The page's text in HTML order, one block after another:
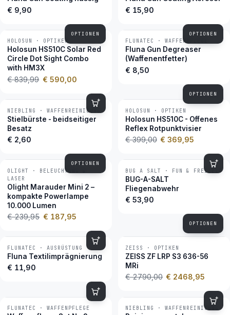
€ 9,90
OPTIONEN
€ 15,90
OPTIONEN
−30 %
HOLOSUN · OPTIKEN
Holosun HS510C Solar Red
Circle Dot Sight Combo
with HM3X
€ 839,99 € 590,00
BESTSELLER
FLUNATEC · WAFFENPFLEGE
Fluna Gun Degreaser
(Waffenentfetter)
€ 8,50
OPTIONEN
BESTSELLER
NIEBLING · WAFFENREINIGUNG
Stielbürste - beidseitiger
Besatz
€ 2,60
OPTIONEN
−7 %
HOLOSUN · OPTIKEN
Holosun HS510C - Offenes
Reflex Rotpunktvisier
€ 399,00 € 369,95
−22 %
OLIGHT · BELEUCHTUNG &
LASER
Olight Marauder Mini 2 –
kompakte Powerlampe
10.000 Lumen
€ 239,95 € 187,95
BESTSELLER
BUG A SALT · FUN & FREIZEIT
BUG-A-SALT
Fliegenabwehr
€ 53,90
OPTIONEN
BESTSELLER
FLUNATEC · AUSRÜSTUNG
Fluna Textilimprägnierung
€ 11,90
−12 %
ZEISS · OPTIKEN
ZEISS ZF LRP S3 636-56
MRi
€ 2790,00 € 2468,95
BESTSELLER
FLUNATEC · WAFFENPFLEGE BESTSELLER
NIEBLING · WAFFENREINIGUNG